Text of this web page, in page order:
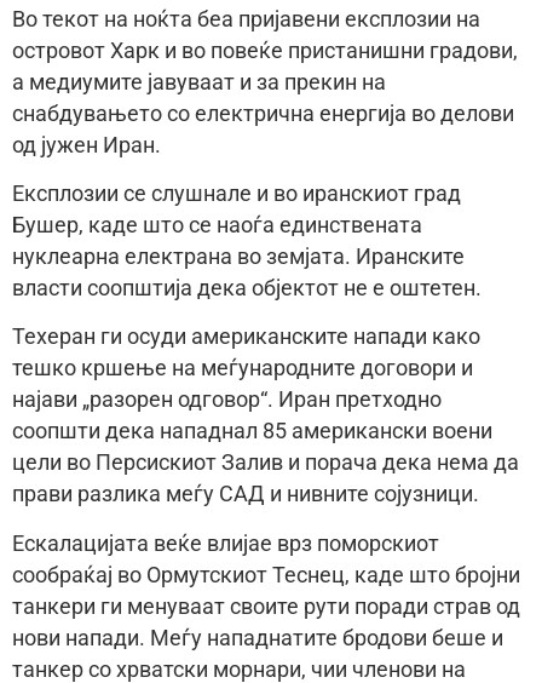
Во текот на ноќта беа пријавени експлозии на
островот Харк и во повеќе пристанишни градови,
а медиумите јавуваат и за прекин на
снабдувањето со електрична енергија во делови
од јужен Иран.
Експлозии се слушнале и во иранскиот град
Бушер, каде што се наоѓа единствената
нуклеарна електрана во земјата. Иранските
власти соопштија дека објектот не е оштетен.
Техеран ги осуди американските напади како
тешко кршење на меѓународните договори и
најави „разорен одговор“. Иран претходно
соопшти дека нападнал 85 американски воени
цели во Персискиот Залив и порача дека нема да
прави разлика меѓу САД и нивните сојузници.
Ескалацијата веќе влијае врз поморскиот
сообраќај во Ормутскиот Теснец, каде што бројни
танкери ги менуваат своите рути поради страв од
нови напади. Меѓу нападнатите бродови беше и
танкер со хрватски морнари, чии членови на